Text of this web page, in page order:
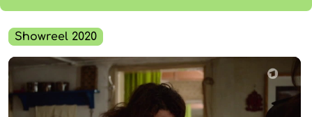
Showreel 2020